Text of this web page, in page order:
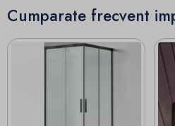
Cumparate frecvent